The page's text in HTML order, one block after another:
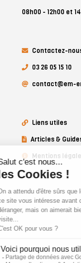
08h00 - 12h00 et
Contactez-
03 26 05 15 10
contact@em-
Liens utiles
Articles &
Mentions